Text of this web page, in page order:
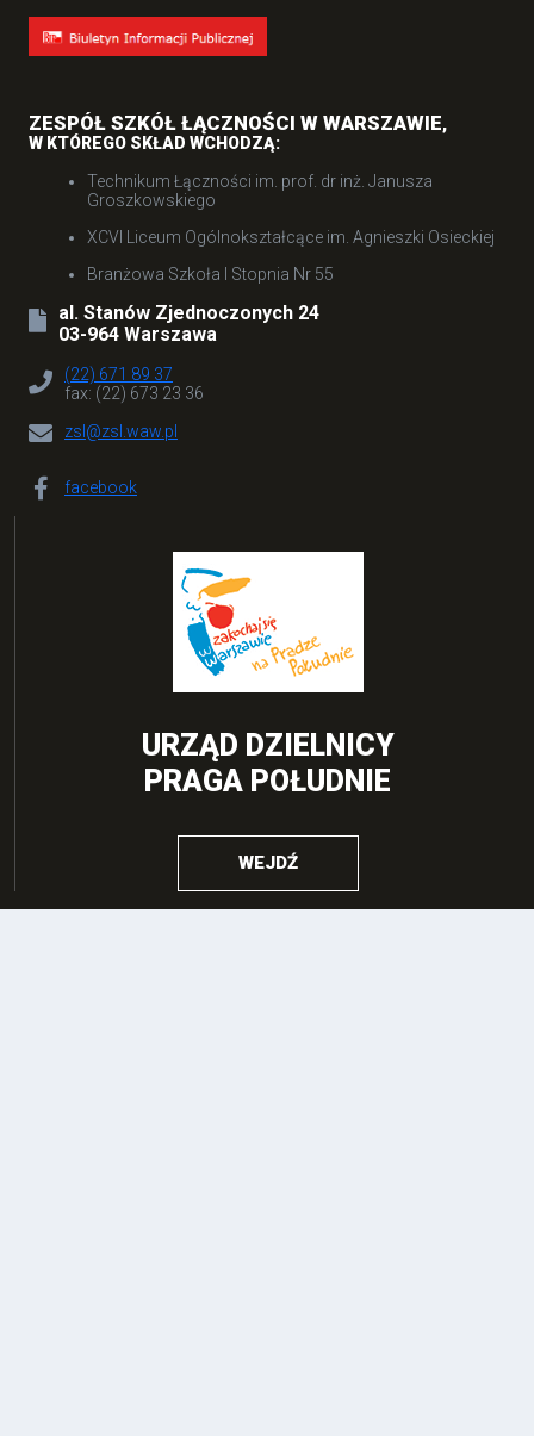
ZESPÓŁ SZKÓŁ ŁĄCZNOŚCI W WARSZAWIE,
W KTÓREGO SKŁAD WCHODZĄ:
Technikum Łączności im. prof. dr inż. Janusza
Groszkowskiego
XCVI Liceum Ogólnokształcące im. Agnieszki Osieckiej
Branżowa Szkoła I Stopnia Nr 55
al. Stanów Zjednoczonych 24
03-964 Warszawa
(22) 671 89 37
fax: (22) 673 23 36
zsl@zsl.waw.pl
facebook
URZĄD DZIELNICY
PRAGA POŁUDNIE
WEJDŹ